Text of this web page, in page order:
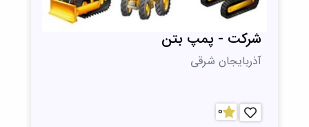
شرکت - پمپ بتن
آذربایجان شرقی
0